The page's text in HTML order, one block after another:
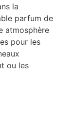
la
parfum de
atmosphère
pour les
ou les